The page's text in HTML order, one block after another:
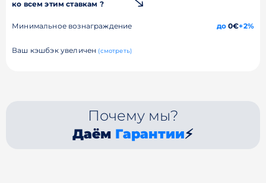
ко всем этим ставкам ?
Минимальное вознаграждение до0€+2%
Ваш кэшбэк увеличен (смотреть)
Почему мы?
Даём Гарантии⚡